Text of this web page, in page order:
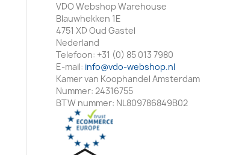
VDO Webshop Warehouse
Blauwhekken 1E
4751 XD Oud Gastel
Nederland
Telefoon: +31 (0) 85 013 7980
E-mail: info@vdo-webshop.nl
Kamer van Koophandel Amsterdam
Nummer: 24316755
BTW nummer: NL809786849B02